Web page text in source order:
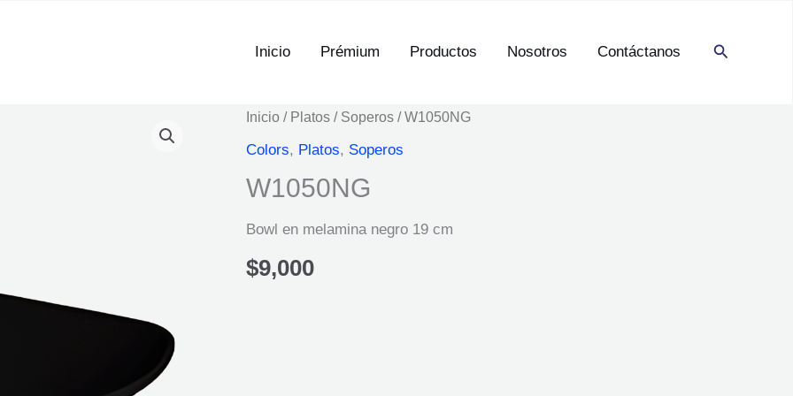
Inicio Prémium Productos Nosotros Contáctanos Buscar
Inicio/ Platos/ Soperos/ W1050NG
Colors, Platos, Soperos
W1050NG
Bowl en melamina negro 19 cm
$9,000